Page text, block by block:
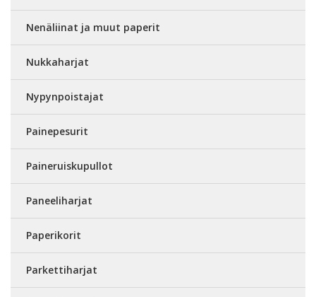
Nenäliinat ja muut paperit
Nukkaharjat
Nypynpoistajat
Painepesurit
Paineruiskupullot
Paneeliharjat
Paperikorit
Parkettiharjat